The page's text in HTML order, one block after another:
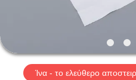
ΕΠΙΣΚΈΨΕΙΣ
ΕΡΓΟΣΤΆΣΙΟ
Ίνα - το ελεύθερο